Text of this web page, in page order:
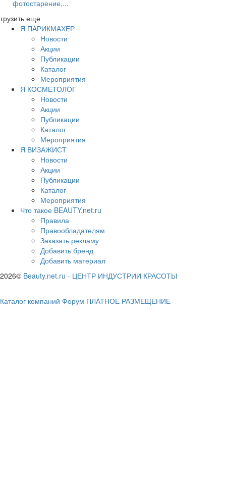
фотостарение,...
еще
Я ПАРИКМАХЕР
Новости
Акции
Публикации
Каталог
Мероприятия
Я КОСМЕТОЛОГ
Новости
Акции
Публикации
Каталог
Мероприятия
Я ВИЗАЖИСТ
Новости
Акции
Публикации
Каталог
Мероприятия
Что такое BEAUTY.net.ru
Правила
Правообладателям
Заказать рекламу
Добавить бренд
Добавить материал
2026© Beauty.net.ru - ЦЕНТР ИНДУСТРИИ КРАСОТЫ
Каталог компаний Форум ПЛАТНОЕ РАЗМЕЩЕНИЕ